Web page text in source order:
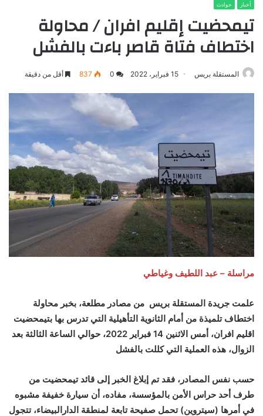
أخبار حوادث
تيمحضيت إقليم افران / محاولة
اختطاف فتاة قاصر باءت بالفشل
المستقلة بريس 15 فبراير، 2022 0
837 أقل من دقيقة
مراسلة – عبد اللطيف وغياطي
علمت جريدة المستقلة بريس من مصادر مطلعة، بخبر محاولة
اختطاف تلميذة من أمام الثانوية التأهيلية التي تدرس بها بتيمحضيت
اقليم افران، أمس الاثنين 14 فبراير 2022، حوالي الساعة الثالثة بعد
الزوال، هذه العملية التي كللت بالفشل
حسب نفس المصادر، فقد تم إبلاغ الخبر إلى قائد تيمحضيت من
طرف أحد حراس الأمن بالمؤسسة، مفاده، أن سيارة خفيفة مشبوه
في أمرها (سيتروين) تحمل صفيحة تابعة لمنطقة الدارالبيضاء، تتجول